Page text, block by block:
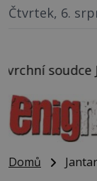
Čtvrtek, 6.
Crater se 6.
Domů